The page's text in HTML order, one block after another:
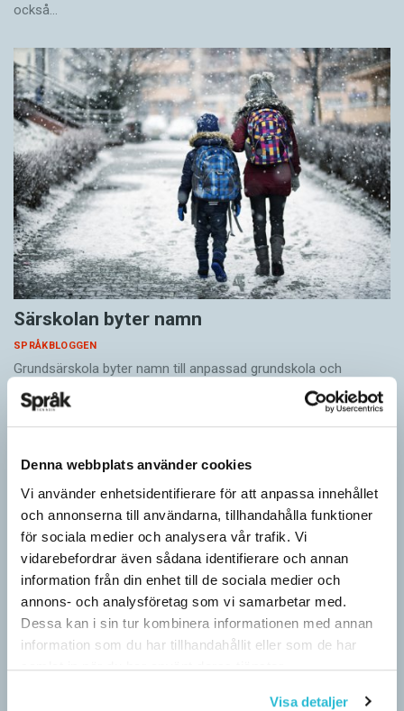
Denna webbplats använder cookies
Vi använder enhetsidentifierare för att anpassa innehållet
och annonserna till användarna, tillhandahålla funktioner
för sociala medier och analysera vår trafik. Vi
vidarebefordrar även sådana identifierare och annan
information från din enhet till de sociala medier och
annons- och analysföretag som vi samarbetar med.
Dessa kan i sin tur kombinera informationen med annan
information som du har tillhandahållit eller som de har
samlat in när du har använt deras tjänster.
Visa detaljer
också…
Särskolan byter namn
SPRÅKBLOGGEN
Grundsärskola byter namn till anpassad grundskola och
gymnasiesärskolan till anpassad gymnasieskola. En som har
stor del i att detta namnbyte sker är artonåriga Leo Lust…